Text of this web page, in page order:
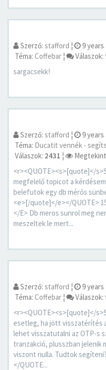
Szerző: stafford ¦ 9 years
Téma: Coffebar ¦ Válaszok:
sargacsekk!
Szerző: stafford ¦ 9 years
Téma: Ducatit vennék -
Válaszok: 2431 ¦
<r><QUOTE><s>[quote]</
megfelelő topicot a
belefutok egy db mérős
<e>[/quote]</e></QUOTE>
</E> Db meros sunrol meg
meszeltek le mert...
Szerző: stafford ¦ 9 years
Téma: Coffebar ¦ Válaszok:
<r><QUOTE><s>[quote]</
esetleg, ha jött visszatérítés
lehet visszatutalni az OTP-s
tranzakció, plusszban jelenik
viszont nulla. Tudtok
</QUOTE...